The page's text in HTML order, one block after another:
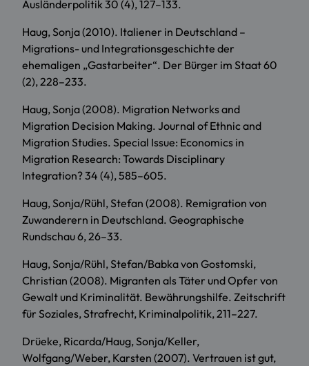
Ausländerpolitik 30 (4), 127–133.
Haug, Sonja (2010). Italiener in Deutschland –
Migrations- und Integrationsgeschichte der
ehemaligen „Gastarbeiter“. Der Bürger im Staat 60
(2), 228–233.
Haug, Sonja (2008). Migration Networks and
Migration Decision Making. Journal of Ethnic and
Migration Studies. Special Issue: Economics in
Migration Research: Towards Disciplinary
Integration? 34 (4), 585–605.
Haug, Sonja/Rühl, Stefan (2008). Remigration von
Zuwanderern in Deutschland. Geographische
Rundschau 6, 26–33.
Haug, Sonja/Rühl, Stefan/Babka von Gostomski,
Christian (2008). Migranten als Täter und Opfer von
Gewalt und Kriminalität. Bewährungshilfe. Zeitschrift
für Soziales, Strafrecht, Kriminalpolitik, 211–227.
Drüeke, Ricarda/Haug, Sonja/Keller,
Wolfgang/Weber, Karsten (2007). Vertrauen ist gut,